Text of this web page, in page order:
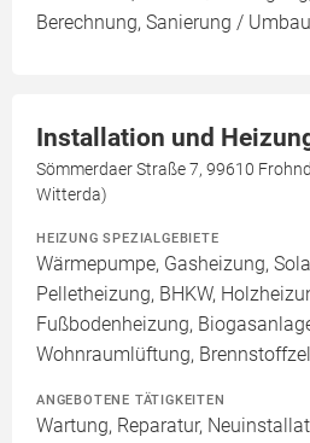
Berechnung, Sanierung /
Installation und
Sömmerdaer Straße 7, 99610
Witterda)
HEIZUNG SPEZIALGEBIETE
Wärmepumpe, Gasheizung,
Pelletheizung, BHKW,
Fußbodenheizung,
Wohnraumlüftung,
ANGEBOTENE TÄTIGKEITEN
Wartung, Reparatur,